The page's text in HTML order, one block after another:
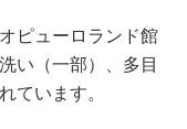
ピューロランド館
い（一部）、多目
ています。